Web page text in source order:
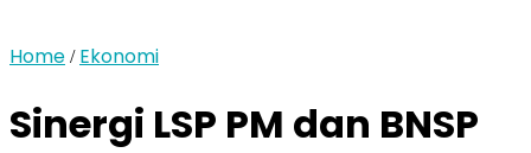
Home / Ekonomi
Sinergi LSP PM dan BNSP